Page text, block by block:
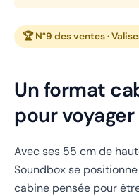
🏆 N°9 des ventes ·
Un format
pour
Avec ses 55 cm de
Soundbox se
cabine pensée pour